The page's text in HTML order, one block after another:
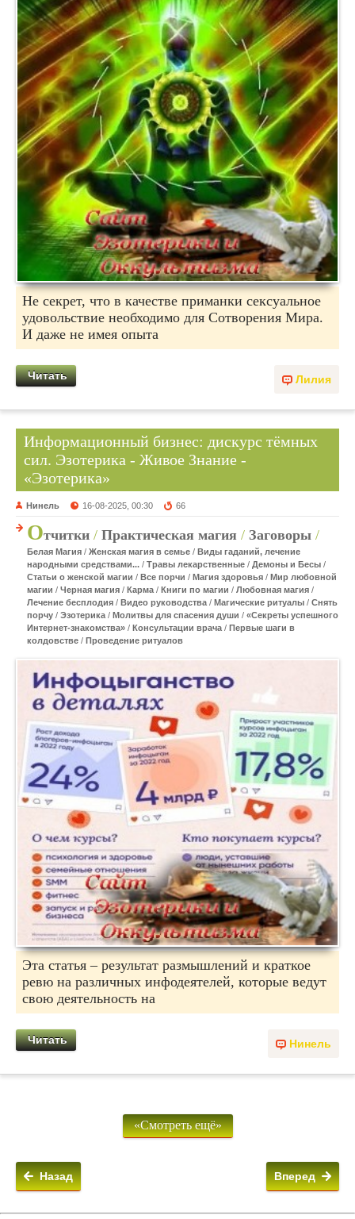
Не секрет, что в качестве приманки сексуальное
удовольствие необходимо для Сотворения Мира.
И даже не имея опыта
Лилия
Читать
Информационный бизнес: дискурс тёмных
сил. Эзотерика - Живое Знание -
«Эзотерика»
Нинель 16-08-2025, 00:30 66
Отчитки / Практическая магия / Заговоры /
Белая Магия / Женская магия в семье / Виды гаданий, лечение
народными средствами... / Травы лекарственные / Демоны и Бесы /
Статьи о женской магии / Все порчи / Магия здоровья / Мир любовной
магии / Черная магия / Карма / Книги по магии / Любовная магия /
Лечение бесплодия / Видео руководства / Магические ритуалы / Снять
порчу / Эзотерика / Молитвы для спасения души / «Секреты успешного
Интернет-знакомства» / Консультации врача / Первые шаги в
колдовстве / Проведение ритуалов
Эта статья – результат размышлений и краткое
ревю на различных инфодеятелей, которые ведут
свою деятельность на
Нинель
Читать
«Смотреть ещё»
Вперед
Назад